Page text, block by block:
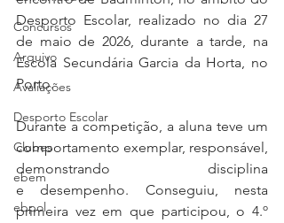
Concursos
Arquivo
Avaliações
Desporto Escolar
Clubes
ebem
ebpol
Desporto Escolar, realizado no dia 27
de maio de 2026, durante a tarde, na
Escola Secundária Garcia da Horta, no
Porto.
Durante a competição, a aluna teve um
comportamento exemplar, responsável,
demonstrando disciplina
e
desempenho. Conseguiu, nesta
primeira vez em que participou, o 4.º